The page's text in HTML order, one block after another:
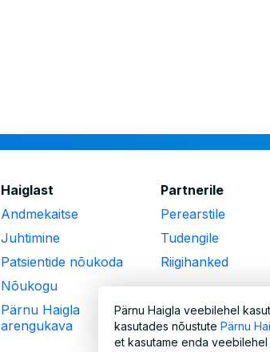
Pärnu Haigla veebilehel
kasutades nõustute Pärnu
et kasutame enda veebilehel
Jalus
Haiglast
Andmekaitse
Juhtimine
Patsientide nõukoda
Nõukogu
Pärnu Haigla
arengukava
Partnerile
Perearstile
Tudengile
Riigihanked